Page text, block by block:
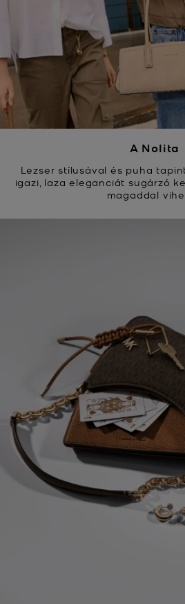
A Nolita
Lezser stílusával és puha
igazi, laza eleganciát sugárzó
magaddal